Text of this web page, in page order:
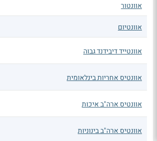
אוונטור
אוונטיום
אוונטייד דיבידנד גבוה
אוונטיס אחריות בינלאומית
אוונטיס ארה"ב איכות
אוונטיס ארה"ב בינוניות